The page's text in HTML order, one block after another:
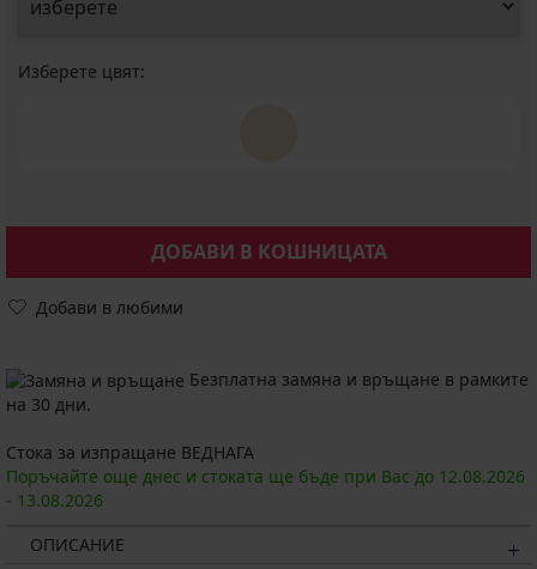
Изберете цвят:
ДОБАВИ В КОШНИЦАТА
Добави в любими
Безплатна замяна и връщане в рамките
на 30 дни.
Стока за изпращане ВЕДНАГА
Поръчайте още днес и стоката ще бъде при Вас до 12.08.2026
- 13.08.2026
ОПИСАНИЕ